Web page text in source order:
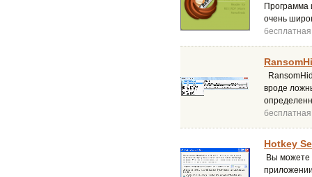
Программа
очень
бесплатная
вроде
бесплатная
Hotkey
Вы можете